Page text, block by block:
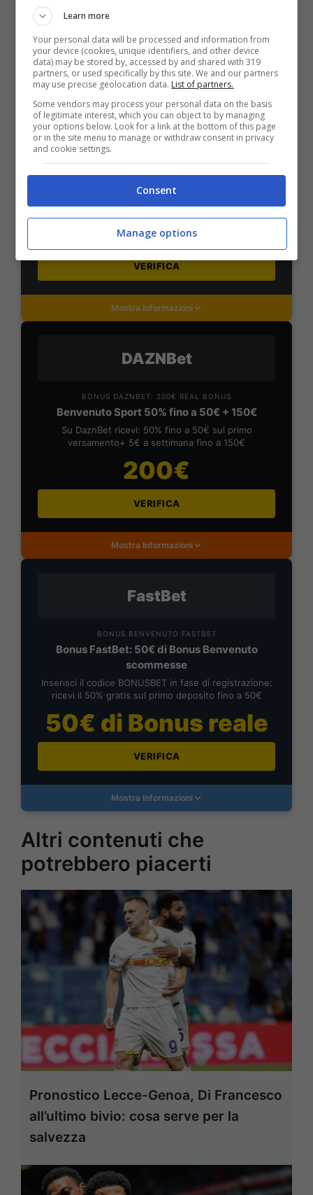
Mostra Informazioni
PlanetWin365
BONUS PLANETWIN365: FINO A 2050€
Planetwin365: 2050€ per sport e scommesse
in Bonus Scommesse + 100% fino a 50€ in Bonus
Sport
2050€
VERIFICA
Mostra Informazioni
DAZNBet
BONUS DAZNBET: 200€ REAL BONUS
Benvenuto Sport 50% fino a 50€ + 150€
Su DaznBet ricevi: 50% fino a 50€ sul primo
versamento+ 5€ a settimana fino a 150€
200€
VERIFICA
Mostra Informazioni
FastBet
BONUS BENVENUTO FASTBET
Bonus FastBet: 50€ di Bonus Benvenuto
scommesse
Inserisci il codice BONUSBET in fase di registrazione:
ricevi il 50% gratis sul primo deposito fino a 50€
50€ di Bonus reale
VERIFICA
Mostra Informazioni
Altri contenuti che
potrebbero piacerti
Pronostico Lecce-Genoa, Di Francesco
all’ultimo bivio: cosa serve per la
salvezza
Learn more
Your personal data will be processed and information from
your device (cookies, unique identifiers, and other device
data) may be stored by, accessed by and shared with 319
partners, or used specifically by this site. We and our partners
may use precise geolocation data. List of partners.
Some vendors may process your personal data on the basis
of legitimate interest, which you can object to by managing
your options below. Look for a link at the bottom of this page
or in the site menu to manage or withdraw consent in privacy
and cookie settings.
Consent
Manage options